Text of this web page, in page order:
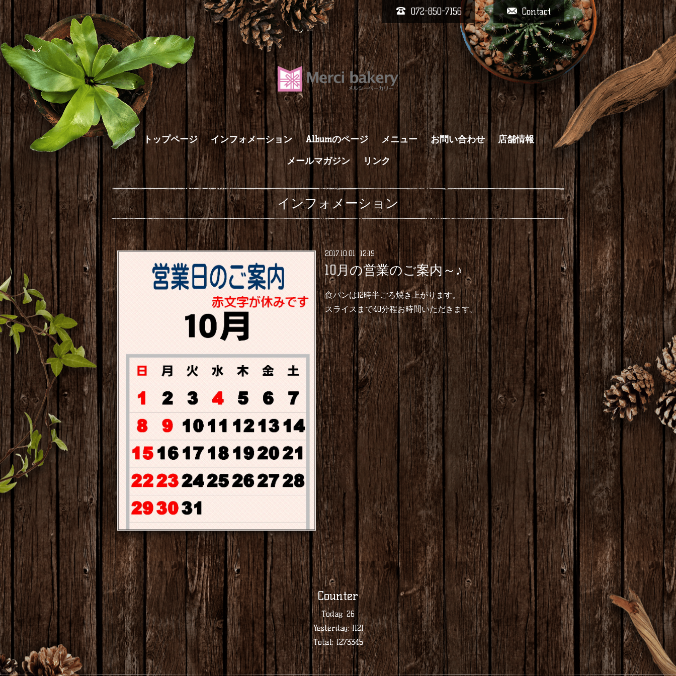
Contact
072-850-7156
トップページ インフォメーション Albumのページ メニュー お問い合わせ
店舗情報
メールマガジン
リンク
インフォメーション
2017.10.01 12:19
10月の営業のご案内～♪
食パンは12時半ごろ焼き上がります。
スライスまで40分程お時間いただきます。
Counter
Today:26
Yesterday:1121
Total:1273345